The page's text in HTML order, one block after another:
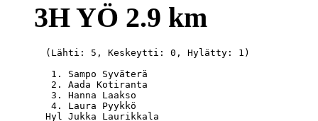
3H YÖ 2.9 km
  (Lähti: 5, Keskeytti: 0, Hylätty: 1)
1. Sampo Syväterä
2. Aada Kotiranta
3. Hanna Laakso
4. Laura Pyykkö